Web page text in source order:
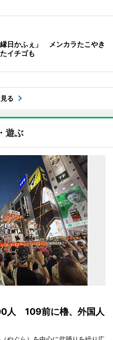
日かふぇ」 メンカラたこやき
イチゴも
る
遊ぶ
人 109前に櫓、外国人